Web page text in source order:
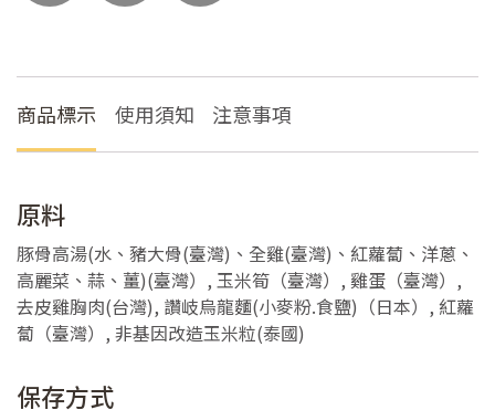
商品標示 使用須知 注意事項
原料
豚骨高湯(水、豬大骨(臺灣)、全雞(臺灣)、紅蘿蔔、洋蔥、
高麗菜、蒜、薑)(臺灣）, 玉米筍（臺灣）, 雞蛋（臺灣）,
去皮雞胸肉(台灣), 讚岐烏龍麵(小麥粉.食鹽)（日本）, 紅蘿
蔔（臺灣）, 非基因改造玉米粒(泰國)
保存方式